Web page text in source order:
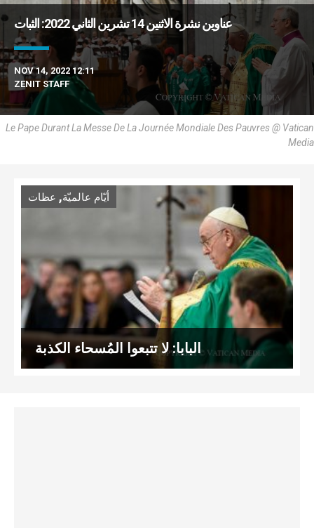
عناوين نشرة الاثنين 14 تشرين الثاني 2022: الثبات
NOV 14, 2022 12:11
ZENIT STAFF
Le Pape Durant La Messe De La Journée Mondiale Des Pauvres @ Vatican
Media
أيّام عالميّة, عظات
البابا: لا تتبعوا المُسحاء الكذبة